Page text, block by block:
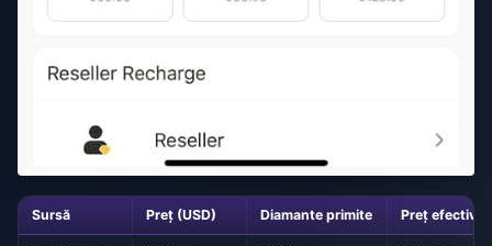
Sursă Preț (USD) Diamante primite Preț efectiv